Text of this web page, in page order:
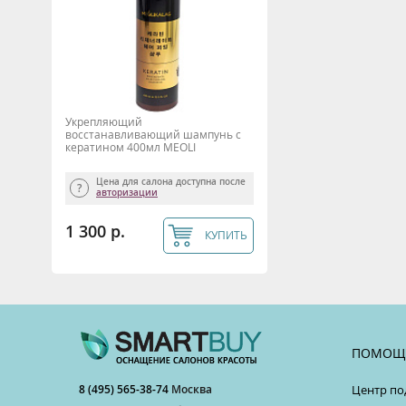
Укрепляющий
восстанавливающий шампунь с
кератином 400мл MEOLI
Цена для салона доступна после
авторизации
1 300 р. КУПИТЬ
8 (495) 565-38-74 Москва
Центр